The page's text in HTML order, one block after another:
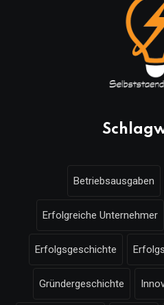
Betriebsausgaben
Erfolgreiche Unternehmer
Erfolgsgeschichte
Gründergeschichte